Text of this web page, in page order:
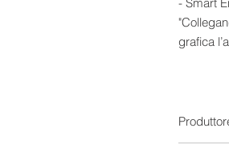
grafica
Numero